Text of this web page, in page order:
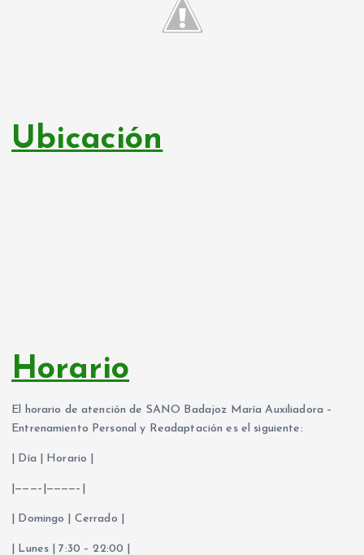
Ubicación
Horario
El horario de atención de SANO Badajoz María Auxiliadora –
Entrenamiento Personal y Readaptación es el siguiente:
| Día | Horario |
|———–|————–|
| Domingo | Cerrado |
| Lunes | 7:30 – 22:00 |